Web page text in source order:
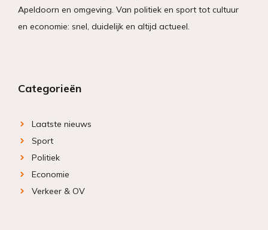
Apeldoorn en omgeving. Van politiek en sport tot cultuur
en economie: snel, duidelijk en altijd actueel.
Categorieën
Laatste nieuws
Sport
Politiek
Economie
Verkeer & OV